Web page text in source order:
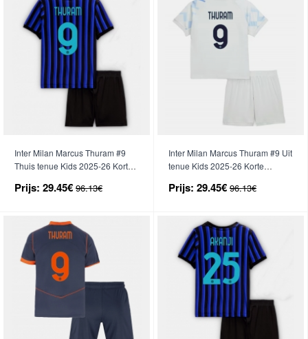
Inter Milan Marcus Thuram #9
Thuis tenue Kids 2025-26 Korte
Prijs: 29.45€ 96.13€
Inter Milan Marcus Thuram #9 Uit
tenue Kids 2025-26 Korte
Prijs: 29.45€ 96.13€